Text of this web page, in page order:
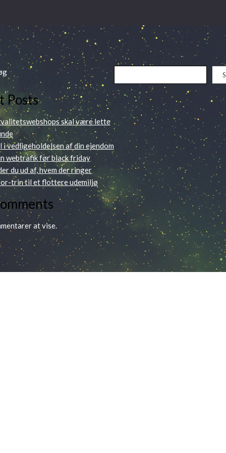
Posts
skal være lette
vedligeholdelsen af din ejendom
webtrafik før black friday
du ud af, hvem der ringer
trin til et flottere udemiljø
at vise.